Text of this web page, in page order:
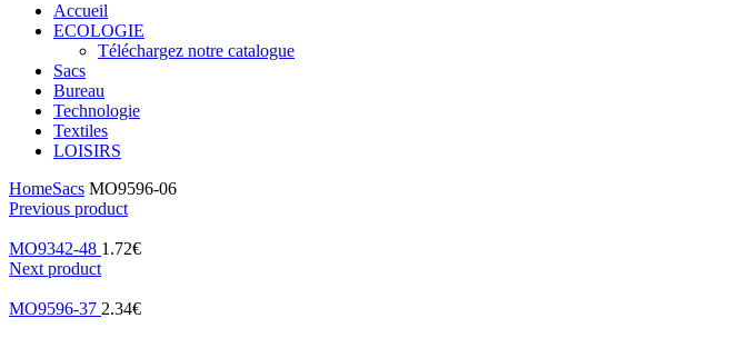
Accueil
ECOLOGIE
Téléchargez notre catalogue
Sacs
Bureau
Technologie
Textiles
LOISIRS
HomeSacs MO9596-06
Previous product
MO9342-48 1.72€
Next product
MO9596-37 2.34€